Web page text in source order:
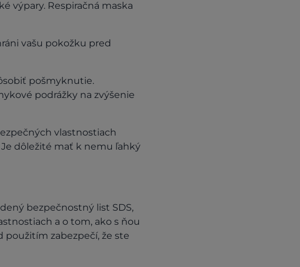
výpary. Respiračná maska
vašu pokožku pred
pošmyknutie.
podrážky na zvýšenie
vlastnostiach
dôležité mať k nemu ľahký
bezpečnostný list SDS,
a o tom, ako s ňou
zabezpečí, že ste